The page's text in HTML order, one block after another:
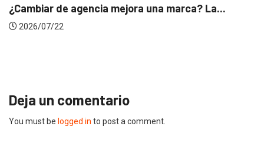
INSIGHTS
Deja un comentario
You must be logged in to post a comment.